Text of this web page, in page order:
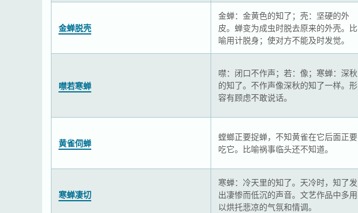
金蝉脱壳
金蝉：金黄色的知了；壳：坚硬的外
皮。蝉变为成虫时脱去原来的外壳。比
喻用计脱身；使对方不能及时发觉。
噤若寒蝉
噤：闭口不作声；若：像；寒蝉：深秋
的知了。不作声像深秋的知了一样。形
容有顾虑不敢说话。
黄雀伺蝉
螳螂正要捉蝉，不知黄雀在它后面正要
吃它。比喻祸事临头还不知道。
寒蝉凄切
寒蝉：冷天里的知了。天冷时，知了发
出凄惨而低沉的声音。文艺作品中多用
以烘托悲凉的气氛和情调。